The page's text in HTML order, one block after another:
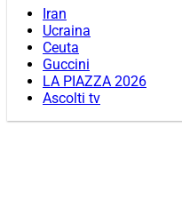
Iran
Ucraina
Ceuta
Guccini
LA PIAZZA 2026
Ascolti tv